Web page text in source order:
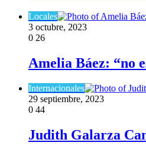
Locales
3 octubre, 2023
0 26
Amelia Báez: “no
Internacionales
29 septiembre, 2023
0 44
Judith Galarza